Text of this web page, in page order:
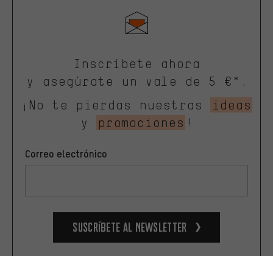
Inscríbete ahora
y asegúrate un vale de 5 €*.
¡No te pierdas nuestras
ideas
y
promociones !
Correo electrónico
Suscríbete al newsletter